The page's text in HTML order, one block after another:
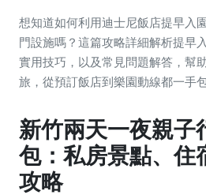
想知道如何利用迪士尼飯店提早入
門設施嗎？這篇攻略詳細解析提早
實用技巧，以及常見問題解答，幫
旅，從預訂飯店到樂園動線都一手包
新竹兩天一夜親子
包：私房景點、住
攻略